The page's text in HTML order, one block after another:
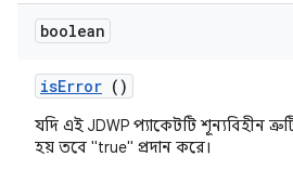
boolean
isError ()
যদি এই JDWP প্যাকেটটি শূন্যবিহীন
হয় তবে "true" প্রদান করে।